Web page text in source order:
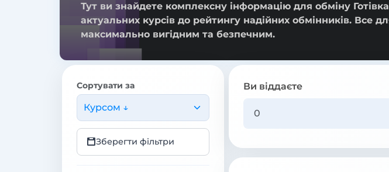
Тут ви знайдете комплексну інформацію для обміну
актуальних курсів до рейтингу надійних обмінників. Все
максимально вигідним та безпечним.
Сортувати за
Курсом ↓
Зберегти фільтри
Ви віддаєте